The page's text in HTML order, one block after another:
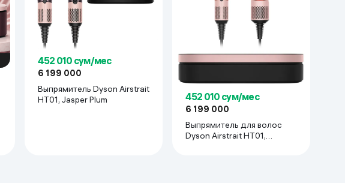
452 010 сум/мес
6 199 000
Выпрямитель Dyson Airstrait
HT01, Jasper Plum
452 010 сум/мес
6 199 000
Выпрямитель для волос
Dyson Airstrait HT01,